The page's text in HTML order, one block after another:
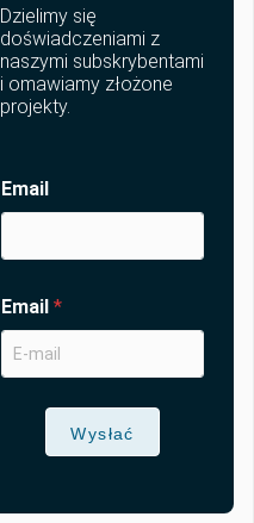
Dzielimy się
doświadczeniami z
naszymi subskrybentami
i omawiamy złożone
projekty.
Email
Email*
Wysłać